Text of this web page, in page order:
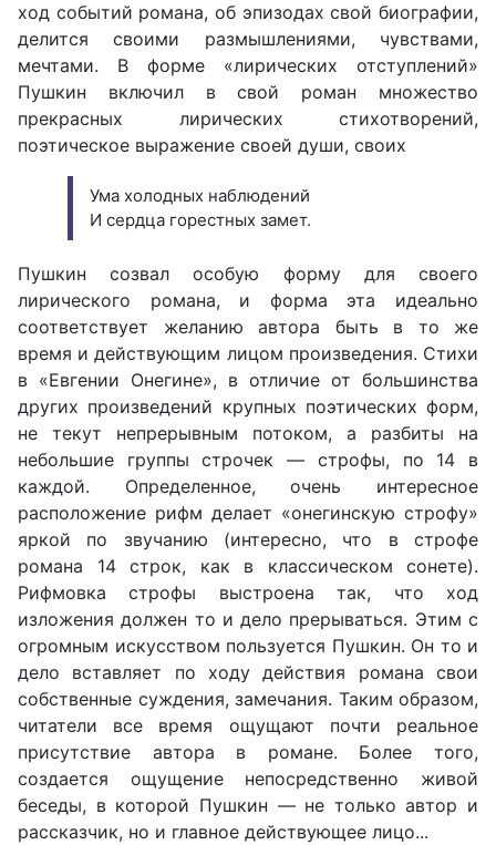
ход событий романа, об эпизодах свой биографии,
делится своими размышлениями, чувствами,
мечтами. В форме «лирических отступлений»
Пушкин включил в свой роман множество
прекрасных лирических стихотворений,
поэтическое выражение своей души, своих
Ума холодных наблюдений
И сердца горестных замет.
Пушкин созвал особую форму для своего
лирического романа, и форма эта идеально
соответствует желанию автора быть в то же
время и действующим лицом произведения. Стихи
в «Евгении Онегине», в отличие от большинства
других произведений крупных поэтических форм,
не текут непрерывным потоком, а разбиты на
небольшие группы строчек — строфы, по 14 в
каждой. Определенное, очень интересное
расположение рифм делает «онегинскую строфу»
яркой по звучанию (интересно, что в строфе
романа 14 строк, как в классическом сонете).
Рифмовка строфы выстроена так, что ход
изложения должен то и дело прерываться. Этим с
огромным искусством пользуется Пушкин. Он то и
дело вставляет по ходу действия романа свои
собственные суждения, замечания. Таким образом,
читатели все время ощущают почти реальное
присутствие автора в романе. Более того,
создается ощущение непосредственно живой
беседы, в которой Пушкин — не только автор и
рассказчик, но и главное действующее лицо...